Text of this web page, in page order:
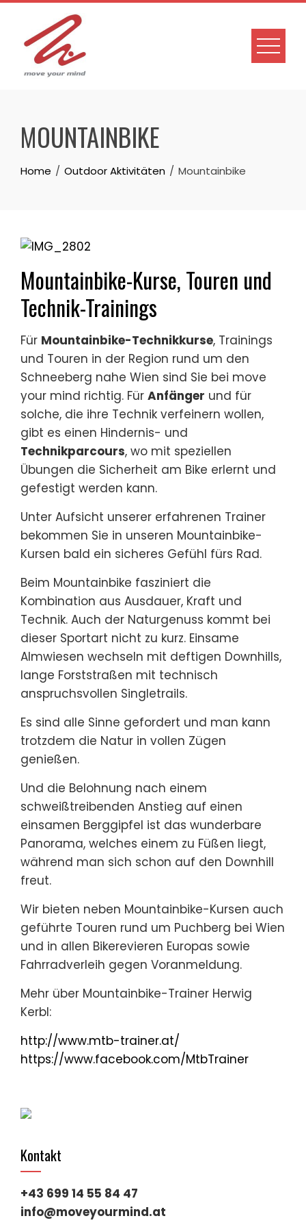
Skip
content
MOUNTAINBIKE
Home Outdoor Aktivitäten Mountainbike
Mountainbike-Kurse, Touren und
Technik-Trainings
Für Mountainbike-Technikkurse, Trainings
und Touren in der Region rund um den
Schneeberg nahe Wien sind Sie bei move
your mind richtig. Für Anfänger und für
solche, die ihre Technik verfeinern wollen,
gibt es einen Hindernis- und
Technikparcours, wo mit speziellen
Übungen die Sicherheit am Bike erlernt und
gefestigt werden kann.
Unter Aufsicht unserer erfahrenen Trainer
bekommen Sie in unseren Mountainbike-
Kursen bald ein sicheres Gefühl fürs Rad.
Beim Mountainbike fasziniert die
Kombination aus Ausdauer, Kraft und
Technik. Auch der Naturgenuss kommt bei
dieser Sportart nicht zu kurz. Einsame
Almwiesen wechseln mit deftigen Downhills,
lange Forststraßen mit technisch
anspruchsvollen Singletrails.
Es sind alle Sinne gefordert und man kann
trotzdem die Natur in vollen Zügen
genießen.
Und die Belohnung nach einem
schweißtreibenden Anstieg auf einen
einsamen Berggipfel ist das wunderbare
Panorama, welches einem zu Füßen liegt,
während man sich schon auf den Downhill
freut.
Wir bieten neben Mountainbike-Kursen auch
geführte Touren rund um Puchberg bei Wien
und in allen Bikerevieren Europas sowie
Fahrradverleih gegen Voranmeldung.
Mehr über Mountainbike-Trainer Herwig
Kerbl:
http://www.mtb-trainer.at/
https://www.facebook.com/MtbTrainer
Kontakt
+43 699 14 55 84 47
info@moveyourmind.at